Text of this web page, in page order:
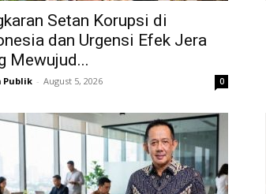
Setan Korupsi di
dan Urgensi Efek Jera
Mewujud...
Publik - August 5, 2026 0